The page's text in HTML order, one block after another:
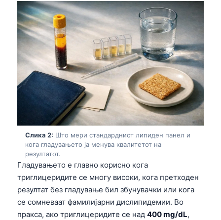
Слика 2: Што мери стандардниот липиден панел и
кога гладувањето ја менува квалитетот на
резултатот.
Гладувањето е главно корисно кога
триглицеридите се многу високи, кога претходен
резултат без гладување бил збунувачки или кога
се сомневаат фамилијарни дислипидемии. Во
пракса, ако триглицеридите се над 400 mg/dL,